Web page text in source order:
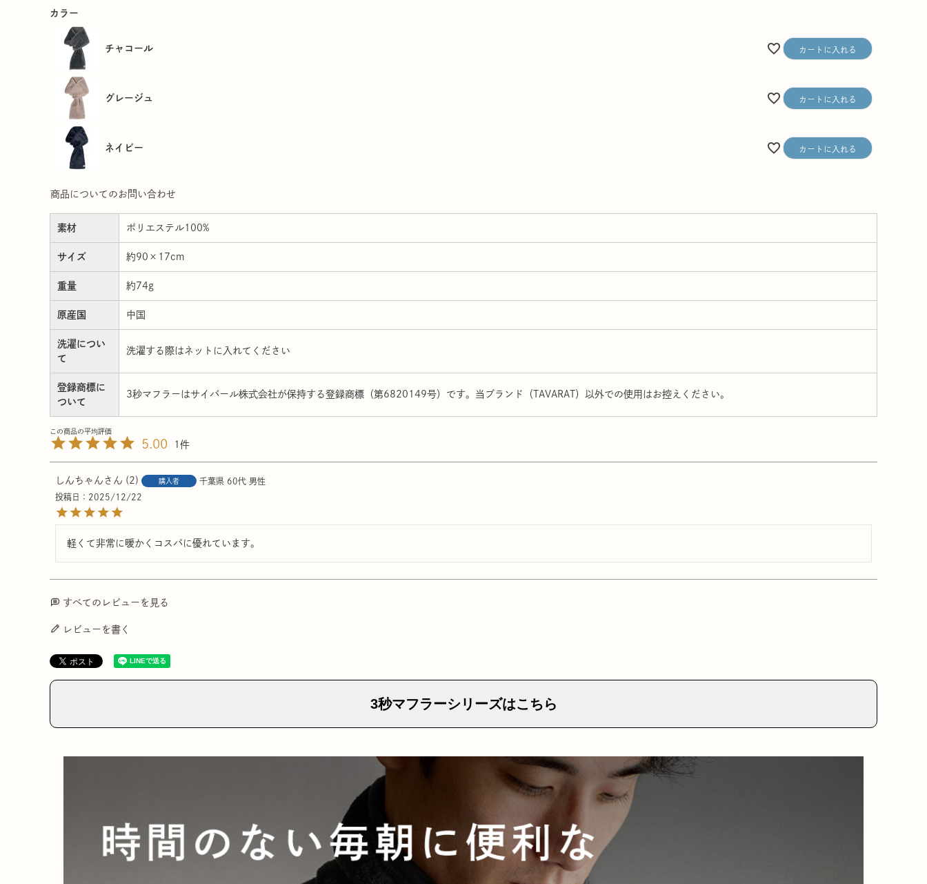
カラー
チャコール カートに入れる
グレージュ カートに入れる
ネイビー カートに入れる
商品についてのお問い合わせ
素材 ポリエステル100%
サイズ 約90×17cm
重量 約74g
原産国 中国
洗濯につい
て
洗濯する際はネットに入れてください
登録商標に
ついて
3秒マフラーはサイバール株式会社が保持する登録商標（第6820149号）です。当ブランド（TAVARAT）以外での使用はお控えください。
5.00 1
しんちゃん 2 購入者 千葉県 60代 男性
投稿日
2025/12/22
軽くて非常に暖かくコスパに優れています。
すべてのレビューを見る
レビューを書く
3秒マフラーシリーズはこちら